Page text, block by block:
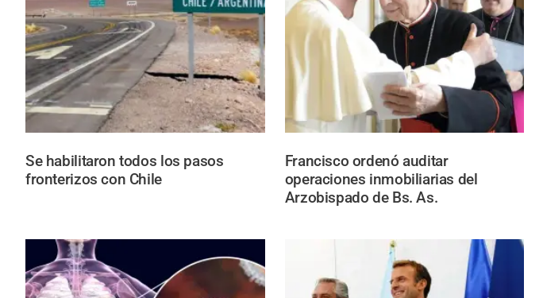
Se habilitaron todos los pasos
fronterizos con Chile
Francisco ordenó auditar
operaciones inmobiliarias del
Arzobispado de Bs. As.